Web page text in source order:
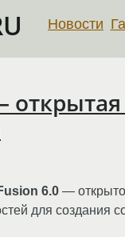
Новости
6.0 —
для создания